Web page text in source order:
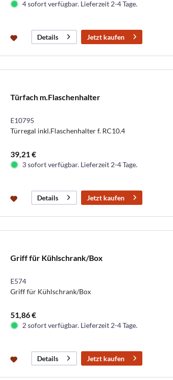
4 sofort verfügbar. Lieferzeit 2-4 Tage.
Details Jetzt kaufen
Türfach m.Flaschenhalter
E10795
Türregal inkl.Flaschenhalter f. RC10.4
39,21 €
3 sofort verfügbar. Lieferzeit 2-4 Tage.
Details Jetzt kaufen
Griff für Kühlschrank/Box
E574
Griff für Kühlschrank/Box
51,86 €
2 sofort verfügbar. Lieferzeit 2-4 Tage.
Details Jetzt kaufen